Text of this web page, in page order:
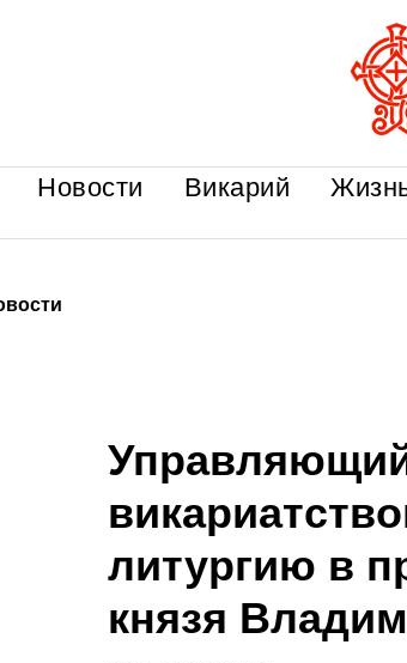
Новости Викарий
литургию в
князя